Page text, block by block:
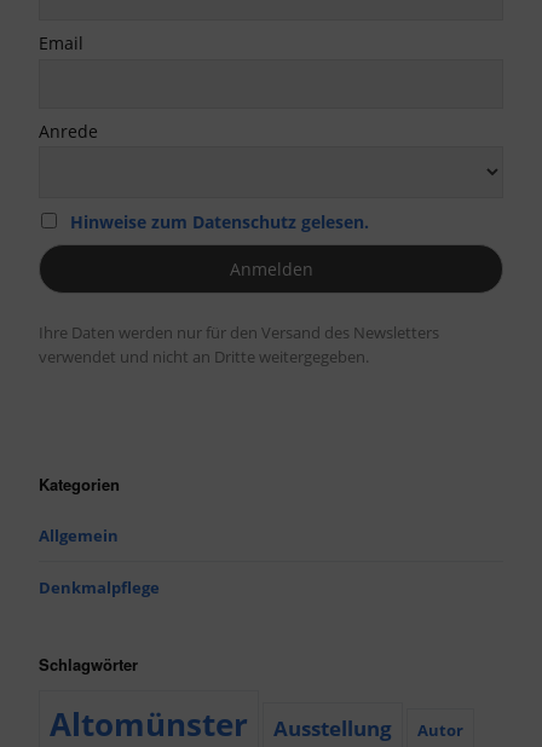
Email
Anrede
Hinweise zum Datenschutz gelesen.
Ihre Daten werden nur für den Versand des Newsletters
verwendet und nicht an Dritte weitergegeben.
Kategorien
Allgemein
Denkmalpflege
Schlagwörter
Altomünster Ausstellung Autor